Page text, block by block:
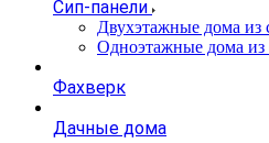
Сип-панели
Двухэтажные дома из
Одноэтажные дома из
Фахверк
Дачные дома